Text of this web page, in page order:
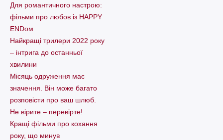
Для романтичного настрою:
фільми про любов із HAPPY
ENDом
Найкращі трилери 2022 року
– інтрига до останньої
хвилини
Місяць одруження має
значення. Він може багато
розповісти про ваш шлюб.
Не вірите – перевірте!
Кращі фільми про кохання
року, що минув